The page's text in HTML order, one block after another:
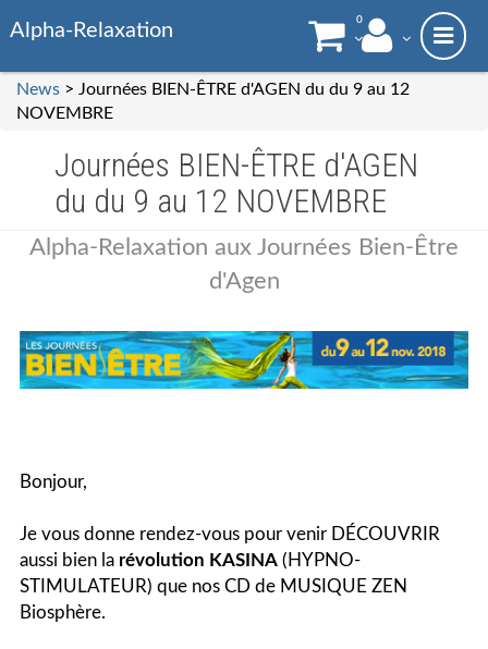
Alpha-Relaxation 0
News > Journées BIEN-ÊTRE d'AGEN du du 9 au 12
NOVEMBRE
Journées BIEN-ÊTRE d'AGEN
du du 9 au 12 NOVEMBRE
Alpha-Relaxation aux Journées Bien-Être
d'Agen
Bonjour,
Je vous donne rendez-vous pour venir DÉCOUVRIR
aussi bien la révolution KASINA (HYPNO-
STIMULATEUR) que nos CD de MUSIQUE ZEN
Biosphère.